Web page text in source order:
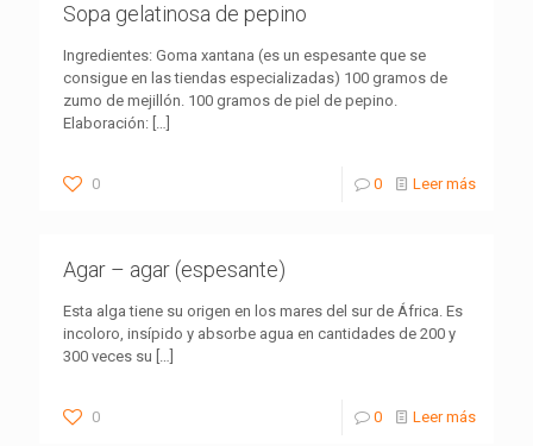
Sopa gelatinosa de pepino
Ingredientes: Goma xantana (es un espesante que se
consigue en las tiendas especializadas) 100 gramos de
zumo de mejillón. 100 gramos de piel de pepino.
Elaboración: […]
0 0 Leer más
Agar – agar (espesante)
Esta alga tiene su origen en los mares del sur de África. Es
incoloro, insípido y absorbe agua en cantidades de 200 y
300 veces su […]
0 0 Leer más